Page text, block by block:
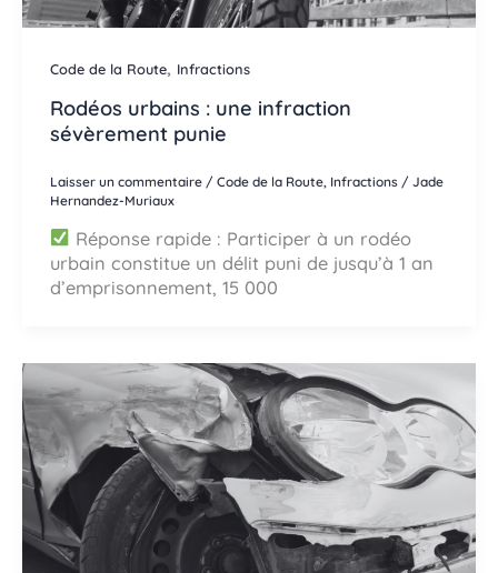
Code de la Route, Infractions
Rodéos urbains : une infraction
sévèrement punie
Laisser un commentaire / Code de la Route, Infractions/ Jade
Hernandez-Muriaux
Réponse rapide : Participer à un rodéo
urbain constitue un délit puni de jusqu’à 1 an
d’emprisonnement, 15 000